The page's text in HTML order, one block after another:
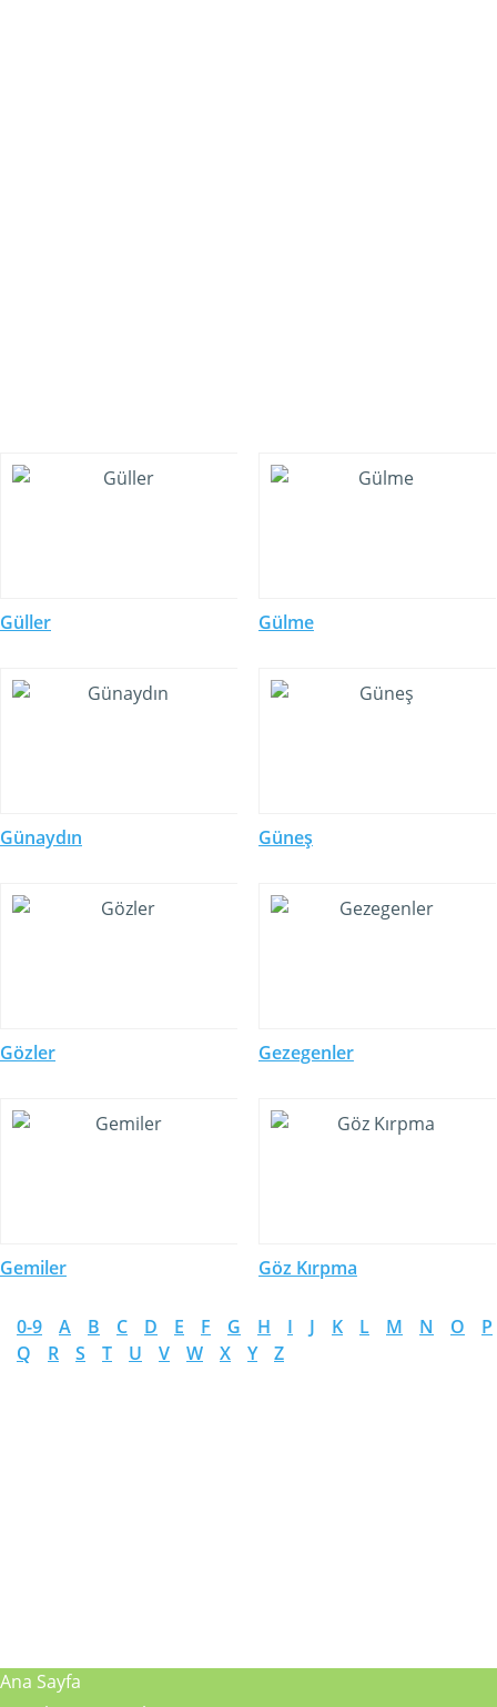
Güller Gülme
Günaydın Güneş
Gözler Gezegenler
Gemiler Göz Kırpma
0-9 A B C D E F G H I J K L M N O
P
Q
R S T U V W X Y Z
Ana Sayfa